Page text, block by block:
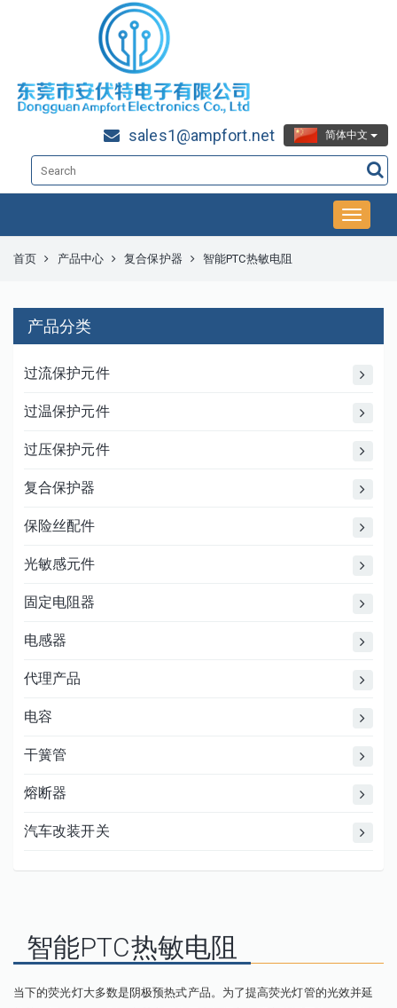
简体中文
sales1@ampfort.net
首页 产品中心 复合保护器 智能PTC热敏电阻
产品分类
过流保护元件
过温保护元件
过压保护元件
复合保护器
保险丝配件
光敏感元件
固定电阻器
电感器
代理产品
电容
干簧管
熔断器
汽车改装开关
智能PTC热敏电阻
当下的荧光灯大多数是阴极预热式产品。为了提高荧光灯管的光效并延